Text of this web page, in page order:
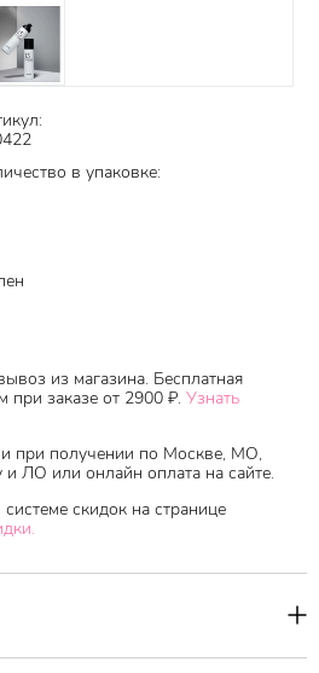
в упаковке:
из магазина. Бесплатная
при заказе от 2900 ₽. Узнать
при получении по Москве, МО,
и ЛО или онлайн оплата на сайте.
скидок на странице
Salon Perfect Hair Fixer